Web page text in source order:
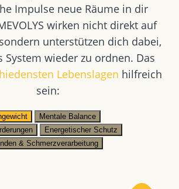
Impulse neue Räume in dir
wirken nicht direkt auf
unterstützen dich dabei,
System wieder zu ordnen. Das
Lebenslagen hilfreich
sein:
Mentale Balance
Energetischer Schutz
& Schmerzverarbeitung